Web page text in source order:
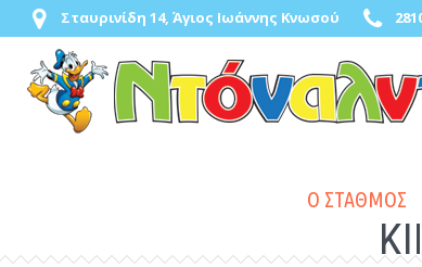
Σταυρινίδη 14, Άγιος Ιωάννης Κνωσού
Ο ΣΤΑΘΜΟΣ